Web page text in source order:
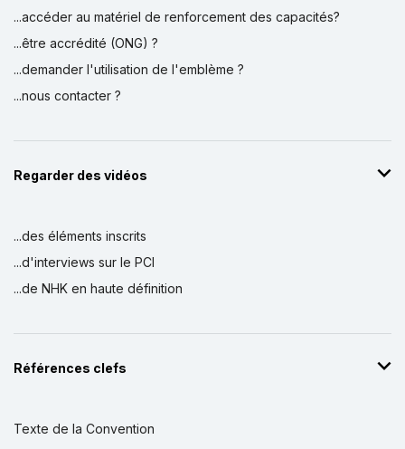
...accéder au matériel de renforcement des capacités?
...être accrédité (ONG) ?
...demander l'utilisation de l'emblème ?
...nous contacter ?
Regarder des vidéos
...des éléments inscrits
...d'interviews sur le PCI
...de NHK en haute définition
Références clefs
Texte de la Convention